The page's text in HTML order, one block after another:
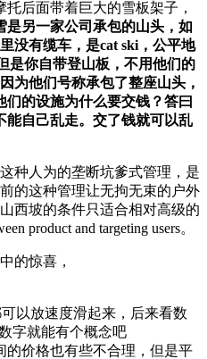
后面带着巨大的雪板架子，
是另一家公司承包的山头，如
没有缆车，是cat ski，公平地
是你自带登山板，不用他们的
为他们号称承包了整座山头，
们的设施为什么要交钱？答曰
能自己乱走。交了钱就可以乱
种人为的垄断坑爹式管理，是
的这种管理让无拘无束的户外
西坡的条件只适合相对高级的
product and targeting users。
的惊喜，
以放速度滑起来，后来看数
数字就能有个概念吧
的价格也有些不合理，但是平